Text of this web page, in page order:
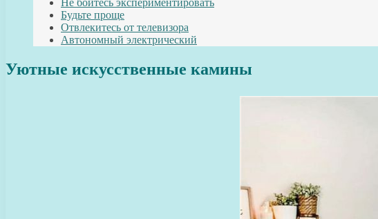
Не бойтесь экспериментировать
Будьте проще
Отвлекитесь от телевизора
Автономный электрический
Уютные искусственные камины